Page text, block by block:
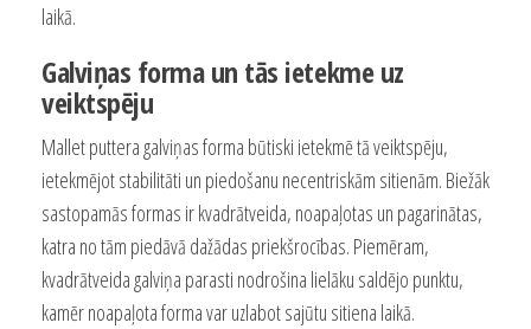
laikā.
Galviņas forma un tās ietekme uz
veiktspēju
Mallet puttera galviņas forma būtiski ietekmē tā veiktspēju,
ietekmējot stabilitāti un piedošanu necentriskām sitienām. Biežāk
sastopamās formas ir kvadrātveida, noapaļotas un pagarinātas,
katra no tām piedāvā dažādas priekšrocības. Piemēram,
kvadrātveida galviņa parasti nodrošina lielāku saldējo punktu,
kamēr noapaļota forma var uzlabot sajūtu sitiena laikā.